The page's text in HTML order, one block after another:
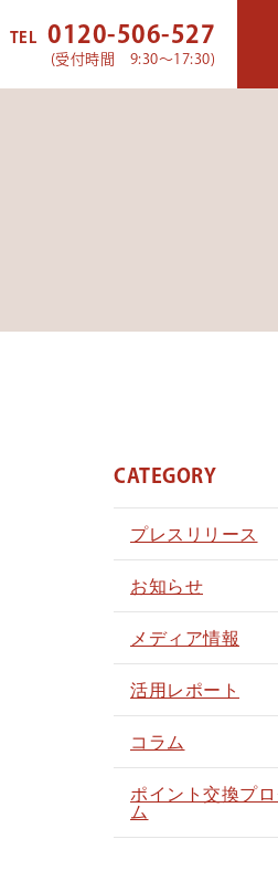
TEL 0120-506-527
(受付時間 9:30～17:30)
CATEGORY
プレスリリース
お知らせ
メディア情報
活用レポート
コラム
ポイント交換プ
ム